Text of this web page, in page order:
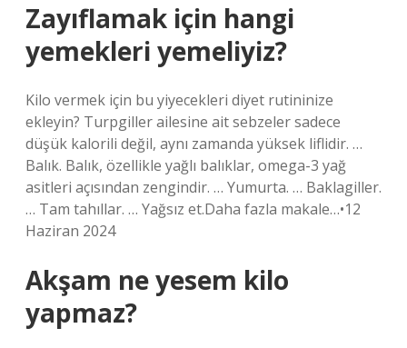
Zayıflamak için hangi
yemekleri yemeliyiz?
Kilo vermek için bu yiyecekleri diyet rutininize
ekleyin? Turpgiller ailesine ait sebzeler sadece
düşük kalorili değil, aynı zamanda yüksek liflidir. …
Balık. Balık, özellikle yağlı balıklar, omega-3 yağ
asitleri açısından zengindir. … Yumurta. … Baklagiller.
… Tam tahıllar. … Yağsız et.Daha fazla makale…•12
Haziran 2024
Akşam ne yesem kilo
yapmaz?